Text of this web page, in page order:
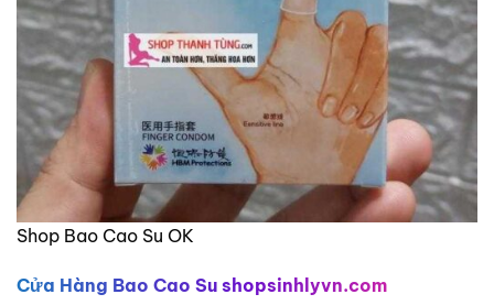
Shop Bao Cao Su OK
Cửa Hàng Bao Cao Su shopsinhlyvn.com